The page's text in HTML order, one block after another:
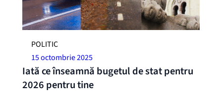
POLITIC
15 octombrie 2025
Iată ce înseamnă bugetul de stat pentru
2026 pentru tine